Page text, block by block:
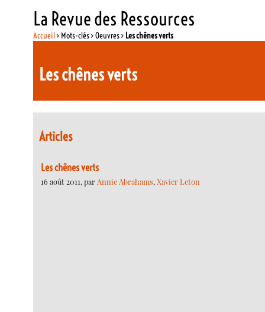
La Revue des Ressources
Accueil> Mots-clés > Oeuvres > Les chênes verts
Les chênes verts
Articles
Les chênes verts
16 août 2011, parAnnie Abrahams,Xavier Leton